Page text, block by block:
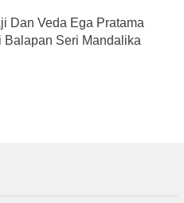
Dan Veda Ega Pratama
Balapan Seri Mandalika